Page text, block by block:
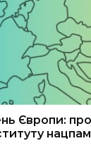
Європи: